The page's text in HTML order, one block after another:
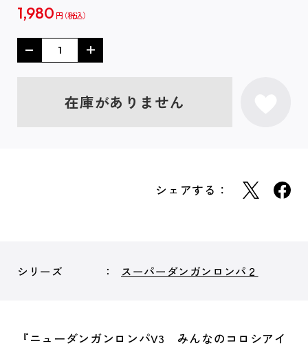
1,980 円
在庫がありません
シェアする：
シリーズ スーパーダンガンロンパ２
『ニューダンガンロンパV3 みんなのコロシアイ